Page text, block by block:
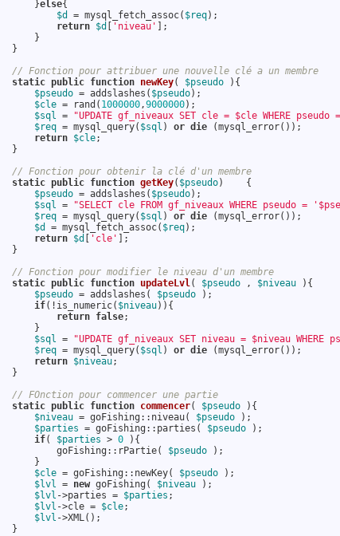
      }
else{
$d
= mysql_fetch_assoc( $req);
return $d 'niveau'
];
      }
  }
// Fonction pour attribuer une nouvelle clé a un membre
static public function newKey( $pseudo ) {
$pseudo = addslashes( $pseudo);
$cle = rand( 1000000,9000000);
$sql = "UPDATE gf_niveaux SET cle = $cle WHERE
$req = mysql_query( $sql ) or die (mysql_error());
return $cle;
  }
// Fonction pour obtenir la clé d'un membre
static public function getKey( $pseudo)
    {
$pseudo = addslashes( $pseudo);
$sql = "SELECT cle FROM gf_niveaux WHERE pseudo =
$req = mysql_query( $sql ) or die (mysql_error());
$d
= mysql_fetch_assoc( $req);
return $d 'cle'
];
  }
// Fonction pour modifier le niveau d'un membre
static public function updateLvl( $pseudo , $niveau ) {
$pseudo = addslashes( $pseudo );
if(!is_numeric( $niveau)){
return false;
      }
$sql = "UPDATE gf_niveaux SET niveau = $niveau WHERE
$req = mysql_query( $sql ) or die (mysql_error());
return $niveau;
  }
// FOnction pour commencer une partie
static public function commencer( $pseudo ) {
$niveau = goFishing::niveau( $pseudo );
$parties = goFishing::parties( $pseudo );
if( $parties > 0 ){
          goFishing::rPartie(
$pseudo );
      }
$cle = goFishing::newKey( $pseudo );
$lvl = new goFishing( $niveau );
$lvl ->parties = $parties ;
$lvl ->cle = $cle;
$lvl ->XML();
  }